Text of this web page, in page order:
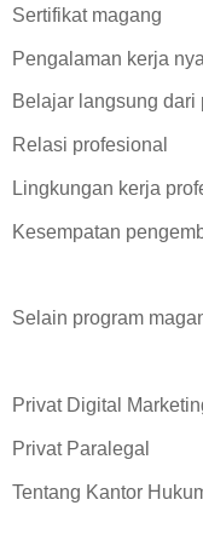
Sertifikat magang
Pengalaman kerja
Belajar langsung dari
Relasi profesional
Lingkungan kerja
Kesempatan
Selain program
Privat Digital
Privat Paralegal
Tentang Kantor